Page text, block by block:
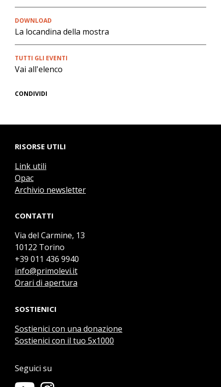
DOWNLOAD
La locandina della mostra
TUTTI GLI EVENTI
Vai all'elenco
CONDIVIDI
RISORSE UTILI
Link utili
Opac
Archivio newsletter
CONTATTI
Via del Carmine, 13
10122 Torino
+39 011 436 9940
info@primolevi.it
Orari di apertura
SOSTIENICI
Sostienici con una donazione
Sostienici con il tuo 5x1000
Seguici su